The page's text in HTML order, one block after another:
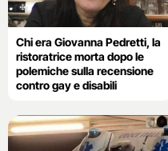
Chi era Giovanna Pedretti, la
ristoratrice morta dopo le
polemiche sulla recensione
contro gay e disabili